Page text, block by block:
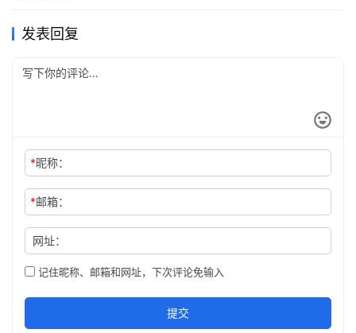
发表回复
*昵称：
*邮箱：
网址：
记住昵称、邮箱和网址，下次评论免输入
提交